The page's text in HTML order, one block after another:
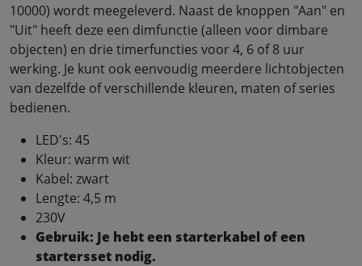
10000) wordt meegeleverd. Naast de knoppen "Aan" en
"Uit" heeft deze een dimfunctie (alleen voor dimbare
objecten) en drie timerfuncties voor 4, 6 of 8 uur
werking. Je kunt ook eenvoudig meerdere lichtobjecten
van dezelfde of verschillende kleuren, maten of series
bedienen.
LED's: 45
Kleur: warm wit
Kabel: zwart
Lengte: 4,5 m
230V
Gebruik: Je hebt een starterkabel of een
startersset nodig.